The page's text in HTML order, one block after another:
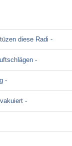
diese Radi -
-
-
-